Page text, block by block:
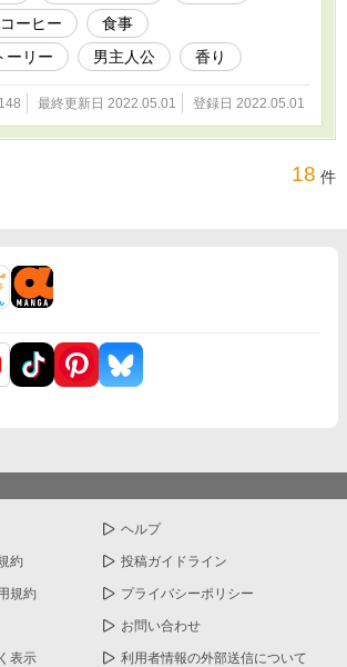
コーヒー
食事
ーリー
男主人公 香り
最終更新日 2022.05.01 登録日 2022.05.01
18 件
ヘルプ
約 投稿ガイドライン
規約 プライバシーポリシー
お問い合わせ
表示 利用者情報の外部送信について